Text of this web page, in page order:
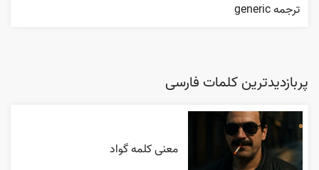
ترجمه generic
پربازدیدترین کلمات فارسی
معنی کلمه گواد